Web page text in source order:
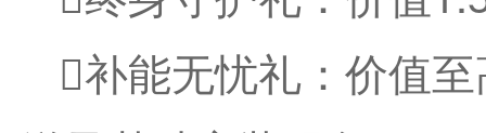
补能无忧礼：价值